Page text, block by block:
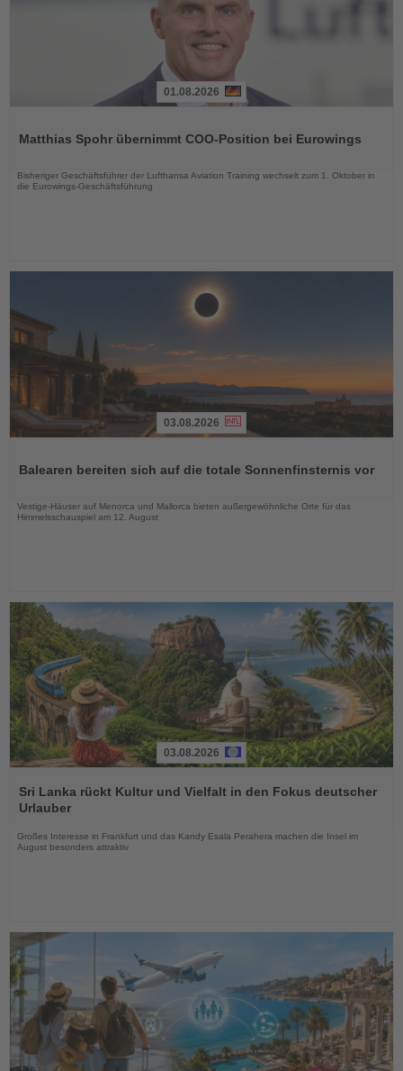
die
01.08.2026
Matthias Spohr übernimmt COO-Position bei Eurowings
Bisheriger Geschäftsführer der Lufthansa Aviation Training wechselt zum 1. Oktober in
die Eurowings-Geschäftsführung
die
03.08.2026
Balearen bereiten sich auf die totale Sonnenfinsternis vor
Vestige-Häuser auf Menorca und Mallorca bieten außergewöhnliche Orte für das
Himmelsschauspiel am 12. August
Sie
die
03.08.2026
Sri Lanka rückt Kultur und Vielfalt in den Fokus deutscher
Urlauber
Großes Interesse in Frankfurt und das Kandy Esala Perahera machen die Insel im
August besonders attraktiv